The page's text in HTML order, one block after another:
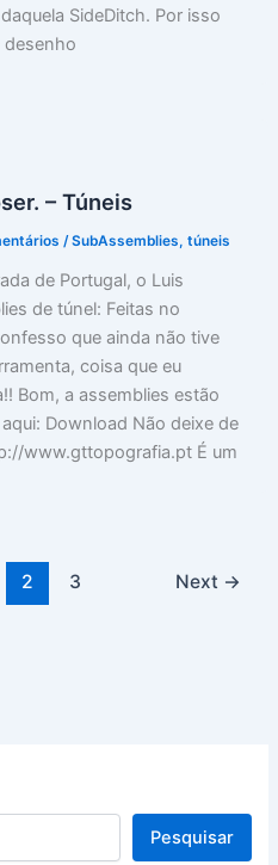
SideDitch. Por isso
desenho
– Túneis
/SubAssemblies, túneis
de Portugal, o Luis
de túnel: Feitas no
que ainda não tive
coisa que eu
Bom, a assemblies estão
Download Não deixe de
www.gttopografia.pt É um
2 3 Next →
Pesquisar